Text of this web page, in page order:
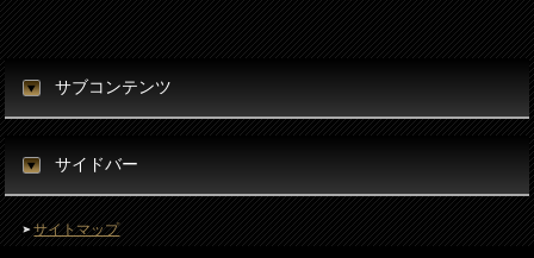
サブコンテンツ
サイドバー
サイトマップ